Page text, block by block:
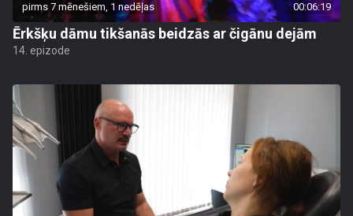
pirms 7 mēnešiem, 1 nedēļas 00:06:19
Ērkšķu dāmu tikšanās beidzās ar čigānu dejām
14. epizode